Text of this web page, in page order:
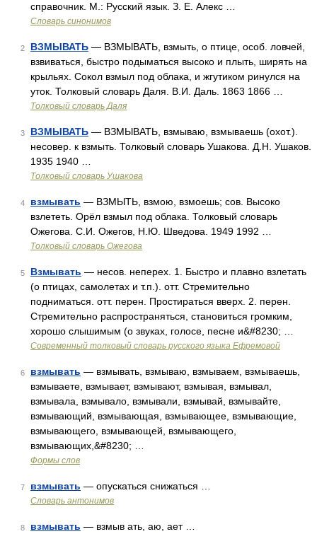
справочник. М.: Русский язык. З. Е. Алекс …
Словарь синонимов
2 ВЗМЫВАТЬ — ВЗМЫВАТЬ, взмыть, о птице, особ. ловчей,
взвиваться, быстро подыматься высоко и плыть, ширять на
крыльях. Сокол взмыл под облака, и жгутиком ринулся на
уток. Толковый словарь Даля. В.И. Даль. 1863 1866 …
Толковый словарь Даля
3 ВЗМЫВАТЬ — ВЗМЫВАТЬ, взмываю, взмываешь (охот.).
несовер. к взмыть. Толковый словарь Ушакова. Д.Н. Ушаков.
1935 1940 …
Толковый словарь Ушакова
4 взмывать — ВЗМЫТЬ, взмою, взмоешь; сов. Высоко
взлететь. Орёл взмыл под облака. Толковый словарь
Ожегова. С.И. Ожегов, Н.Ю. Шведова. 1949 1992 …
Толковый словарь Ожегова
5 Взмывать — несов. неперех. 1. Быстро и плавно взлетать
(о птицах, самолетах и т.п.). отт. Стремительно
подниматься. отт. перен. Простираться вверх. 2. перен.
Стремительно распространяться, становиться громким,
хорошо слышимым (о звуках, голосе, песне и&#8230; …
Современный толковый словарь русского языка Ефремовой
6 взмывать — взмывать, взмываю, взмываем, взмываешь,
взмываете, взмывает, взмывают, взмывая, взмывал,
взмывала, взмывало, взмывали, взмывай, взмывайте,
взмывающий, взмывающая, взмывающее, взмывающие,
взмывающего, взмывающей, взмывающего,
взмывающих,&#8230; …
Формы слов
7 взмывать — опускаться снижаться …
Словарь антонимов
8 взмывать — взмыв ать, аю, ает …